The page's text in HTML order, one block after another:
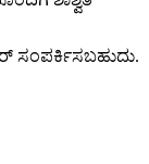
ಸಂಪರ್ಕಿಸಬಹುದು.